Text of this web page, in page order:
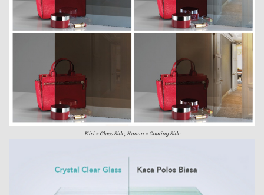
Kiri = Glass Side, Kanan = Coating Side